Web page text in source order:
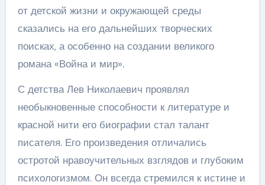
от детской жизни и окружающей среды
сказались на его дальнейших творческих
поисках, а особенно на создании великого
романа «Война и мир».
С детства Лев Николаевич проявлял
необыкновенные способности к литературе и
красной нити его биографии стал талант
писателя. Его произведения отличались
остротой нравоучительных взглядов и глубоким
психологизмом. Он всегда стремился к истине и